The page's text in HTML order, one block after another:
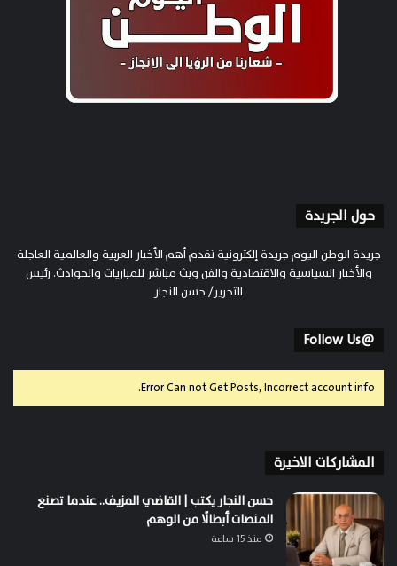
حول الجريدة
جريدة الوطن اليوم جريدة إلكترونية تقدم أهم الأخبار العربية والعالمية العاجلة
والأخبار السياسية والاقتصادية والفن وبث مباشر للمباريات والحوادث. رئيس
التحرير/ حسن النجار
@Follow Us
Error Can not Get Posts, Incorrect account info.
المشاركات الاخيرة
حسن النجار يكتب | القاضي المزيف.. عندما تصنع
المنصات أبطالًا من الوهم
منذ 15 ساعة